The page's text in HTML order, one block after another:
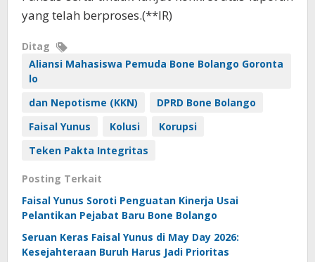
yang telah berproses.(**IR)
Ditag
Aliansi Mahasiswa Pemuda Bone Bolango Goronta
lo
dan Nepotisme (KKN)
DPRD Bone Bolango
Faisal Yunus
Kolusi
Korupsi
Teken Pakta Integritas
Posting Terkait
Faisal Yunus Soroti Penguatan Kinerja Usai
Pelantikan Pejabat Baru Bone Bolango
Seruan Keras Faisal Yunus di May Day 2026:
Kesejahteraan Buruh Harus Jadi Prioritas